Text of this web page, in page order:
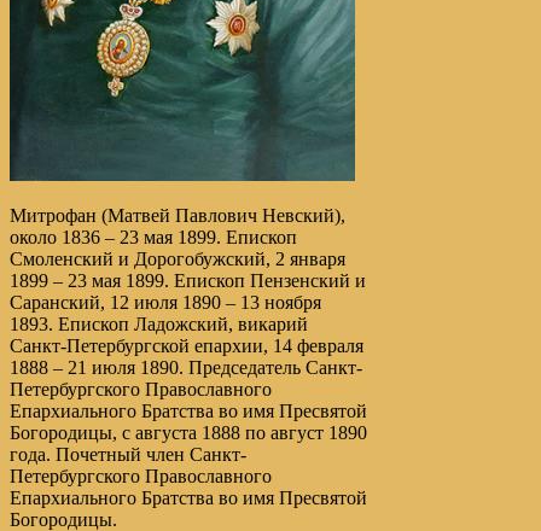
Митрофан (Матвей Павлович Невский),
около 1836 – 23 мая 1899. Епископ
Смоленский и Дорогобужский, 2 января
1899 – 23 мая 1899. Епископ Пензенский и
Саранский, 12 июля 1890 – 13 ноября
1893. Епископ Ладожский, викарий
Санкт-Петербургской епархии, 14 февраля
1888 – 21 июля 1890. Председатель Санкт-
Петербургского Православного
Епархиального Братства во имя Пресвятой
Богородицы, с августа 1888 по август 1890
года. Почетный член Санкт-
Петербургского Православного
Епархиального Братства во имя Пресвятой
Богородицы.